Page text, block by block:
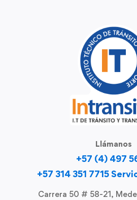
Llámanos
+57 (4) 497
+57 314 351 7715
Carrera 50 # 58-21,